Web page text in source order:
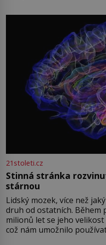
přízračná scéna
světová válka se chýlí ke
21stoleti.cz
Stinná stránka
stárnou
Lidský mozek, více než
druh od ostatních. Během
milionů let se jeho
což nám umožnilo